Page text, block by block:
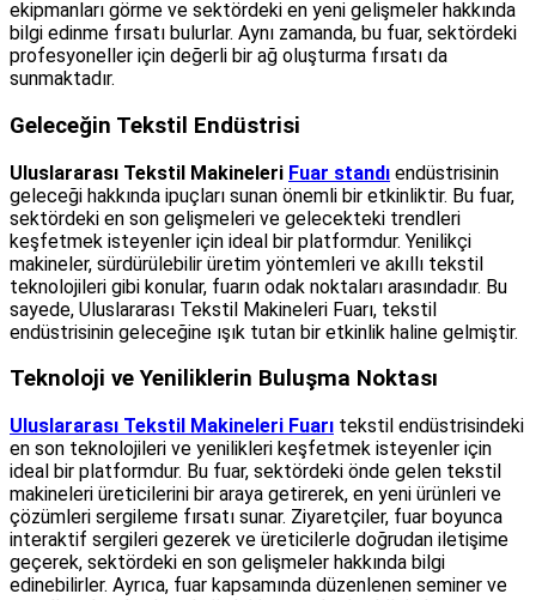
ekipmanları görme ve sektördeki en yeni gelişmeler hakkında
bilgi edinme fırsatı bulurlar. Aynı zamanda, bu fuar, sektördeki
profesyoneller için değerli bir ağ oluşturma fırsatı da
sunmaktadır.
Geleceğin Tekstil Endüstrisi
Uluslararası Tekstil Makineleri Fuar standı endüstrisinin
geleceği hakkında ipuçları sunan önemli bir etkinliktir. Bu fuar,
sektördeki en son gelişmeleri ve gelecekteki trendleri
keşfetmek isteyenler için ideal bir platformdur. Yenilikçi
makineler, sürdürülebilir üretim yöntemleri ve akıllı tekstil
teknolojileri gibi konular, fuarın odak noktaları arasındadır. Bu
sayede, Uluslararası Tekstil Makineleri Fuarı, tekstil
endüstrisinin geleceğine ışık tutan bir etkinlik haline gelmiştir.
Teknoloji ve Yeniliklerin Buluşma Noktası
Uluslararası Tekstil Makineleri Fuarı tekstil endüstrisindeki
en son teknolojileri ve yenilikleri keşfetmek isteyenler için
ideal bir platformdur. Bu fuar, sektördeki önde gelen tekstil
makineleri üreticilerini bir araya getirerek, en yeni ürünleri ve
çözümleri sergileme fırsatı sunar. Ziyaretçiler, fuar boyunca
interaktif sergileri gezerek ve üreticilerle doğrudan iletişime
geçerek, sektördeki en son gelişmeler hakkında bilgi
edinebilirler. Ayrıca, fuar kapsamında düzenlenen seminer ve